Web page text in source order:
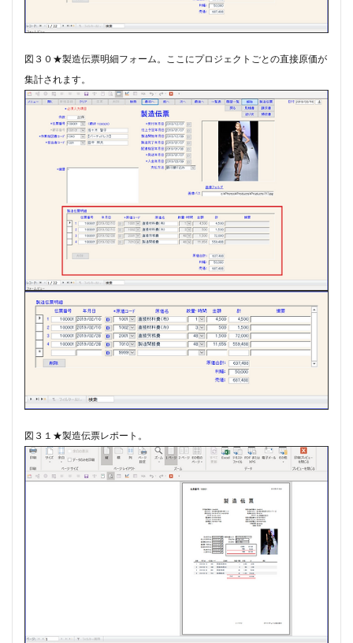
図３０★製造伝票明細フォーム。​ここにプロジェクトごとの直接原価が
集計されます。
図３１★製造伝票レポート。